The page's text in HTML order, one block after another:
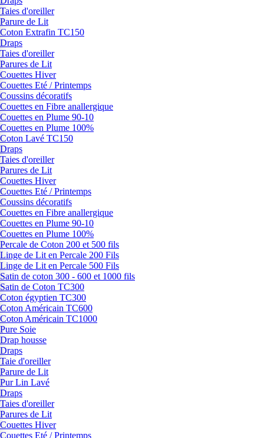
Taies d'oreiller
Parure de Lit
Coton Extrafin TC150
Draps
Taies d'oreiller
Parures de Lit
Couettes Hiver
Couettes Eté / Printemps
Coussins décoratifs
Couettes en Fibre anallergique
Couettes en Plume 90-10
Couettes en Plume 100%
Coton Lavé TC150
Draps
Taies d'oreiller
Parures de Lit
Couettes Hiver
Couettes Eté / Printemps
Coussins décoratifs
Couettes en Fibre anallergique
Couettes en Plume 90-10
Couettes en Plume 100%
Percale de Coton 200 et 500 fils
Linge de Lit en Percale 200 Fils
Linge de Lit en Percale 500 Fils
Satin de coton 300 - 600 et 1000 fils
Satin de Coton TC300
Coton égyptien TC300
Coton Américain TC600
Coton Américain TC1000
Pure Soie
Drap housse
Draps
Taie d'oreiller
Parure de Lit
Pur Lin Lavé
Draps
Taies d'oreiller
Parures de Lit
Couettes Hiver
Couettes Eté / Printemps